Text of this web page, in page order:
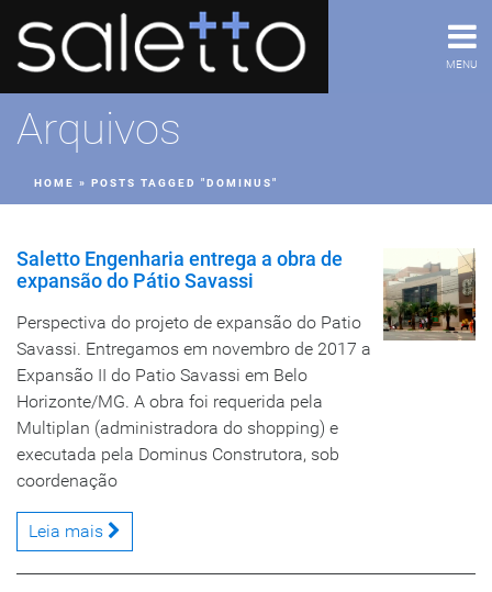
MENU
Arquivos
HOME » POSTS TAGGED "DOMINUS"
Saletto Engenharia entrega a obra de
expansão do Pátio Savassi
Perspectiva do projeto de expansão do Patio
Savassi. Entregamos em novembro de 2017 a
Expansão II do Patio Savassi em Belo
Horizonte/MG. A obra foi requerida pela
Multiplan (administradora do shopping) e
executada pela Dominus Construtora, sob
coordenação
Leia mais